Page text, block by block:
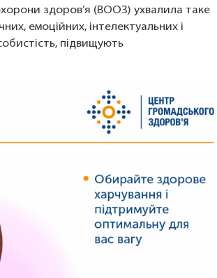
здоров’я (ВООЗ) ухвалила таке
емоційних, інтелектуальних і
підвищують